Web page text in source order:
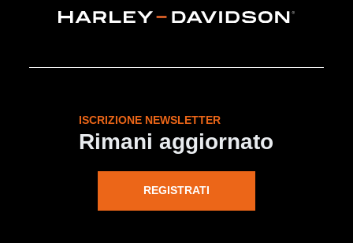
ISCRIZIONE NEWSLETTER
Rimani aggiornato
REGISTRATI